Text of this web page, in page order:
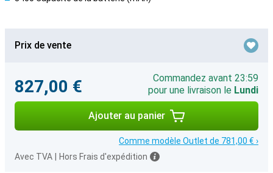
Prix de vente
827,00 €
Commandez avant 23:59
pour une livraison le Lundi
Ajouter au panier
Comme modèle Outlet de 781,00 € ›
Avec TVA
Hors Frais d'expédition